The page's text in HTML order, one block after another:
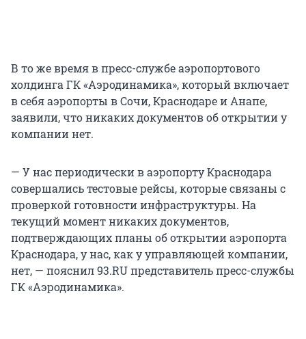
В то же время в пресс-службе аэропортового
холдинга ГК «Аэродинамика», который включает
в себя аэропорты в Сочи, Краснодаре и Анапе,
заявили, что никаких документов об открытии у
компании нет.
— У нас периодически в аэропорту Краснодара
совершались тестовые рейсы, которые связаны с
проверкой готовности инфраструктуры. На
текущий момент никаких документов,
подтверждающих планы об открытии аэропорта
Краснодара, у нас, как у управляющей компании,
нет, — пояснил 93.RU представитель пресс-службы
ГК «Аэродинамика».